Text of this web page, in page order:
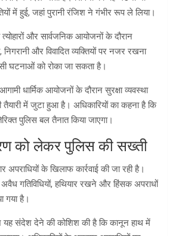
में हुई, जहां पुरानी रंजिश ने गंभीर रूप ले लिया।
त्योहारों और सार्वजनिक आयोजनों के दौरान
निगरानी और विवादित व्यक्तियों पर नजर रखना
घटनाओं को रोका जा सकता है।
धार्मिक आयोजनों के दौरान सुरक्षा व्यवस्था
में जुटा हुआ है। अधिकारियों का कहना है कि
पुलिस बल तैनात किया जाएगा।
को लेकर पुलिस की सख्ती
अपराधियों के खिलाफ कार्रवाई की जा रही है।
गतिविधियों, हथियार रखने और हिंसक अपराधों
गया है।
यह संदेश देने की कोशिश की है कि कानून हाथ में